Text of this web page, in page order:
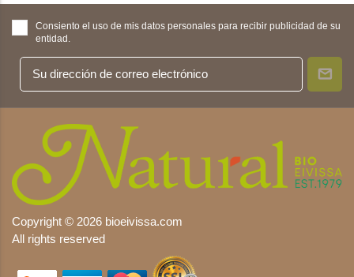
Consiento el uso de mis datos personales para recibir publicidad de su
entidad.
Copyright © 2026 bioeivissa.com
All rights reserved